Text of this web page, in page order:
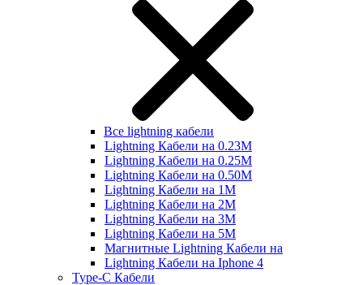
Все lightning кабели
Lightning Кабели на 0.23М
Lightning Кабели на 0.25М
Lightning Кабели на 0.50М
Lightning Кабели на 1М
Lightning Кабели на 2М
Lightning Кабели на 3М
Lightning Кабели на 5М
Магнитные Lightning Кабели на
Lightning Кабели на Iphone 4
Type-C Кабели